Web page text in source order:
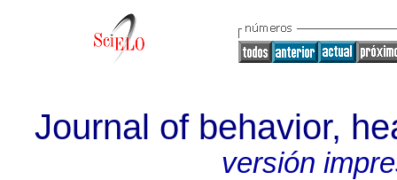
Journal of behavior,
versión